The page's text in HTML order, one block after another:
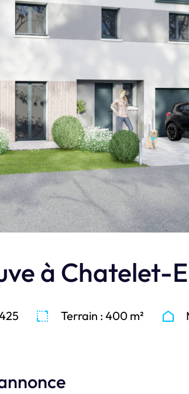
réalisations en photos.
Je découvre
à Chatelet-
Terrain : 400 m²